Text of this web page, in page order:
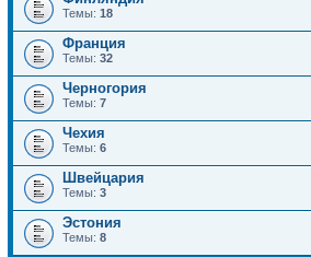
Темы: 18
Франция
Темы: 32
Черногория
Темы: 7
Чехия
Темы: 6
Швейцария
Темы: 3
Эстония
Темы: 8